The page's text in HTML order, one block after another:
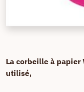
La corbeille à papier
utilisé,